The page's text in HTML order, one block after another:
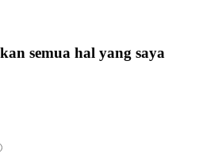
semua hal yang saya